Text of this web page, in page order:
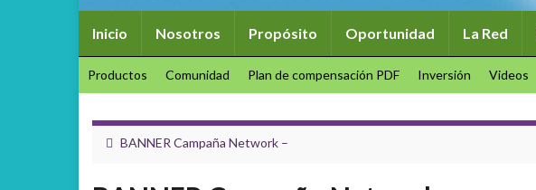
Inicio Nosotros Propósito Oportunidad La Red
Productos Comunidad Plan de compensación PDF Inversión Videos
BANNER Campaña Network –